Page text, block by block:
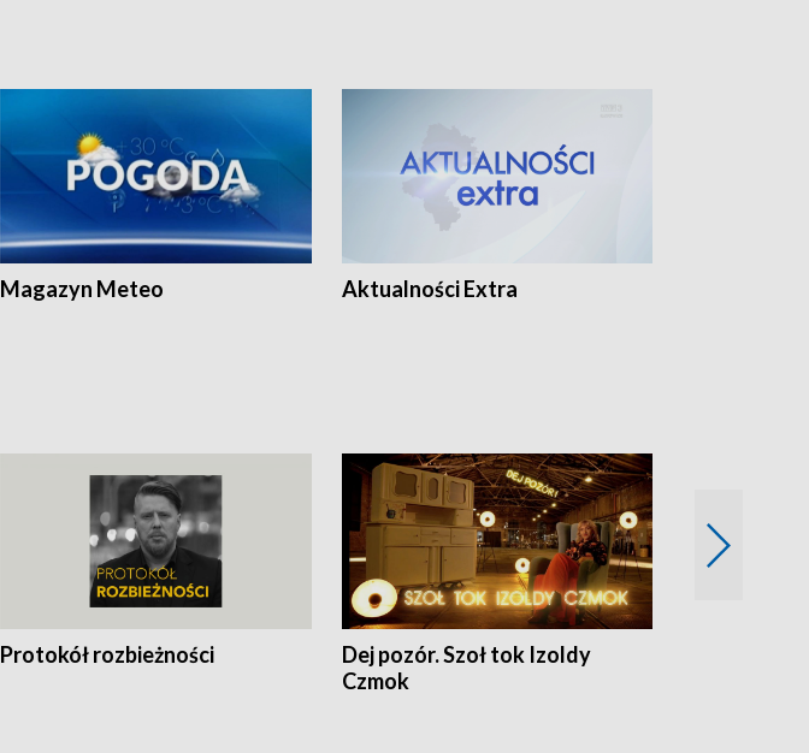
Magazyn Meteo Aktualności Extra
Protokół rozbieżności
Dej pozór. Szoł tok Izoldy
Czmok